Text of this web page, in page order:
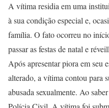
A vítima residia em uma
à sua condição especial e,
família. O fato ocorreu no
passar as festas de natal e
Após apresentar piora em seu
alterado, a vítima contou para
abusada sexualmente. Ao